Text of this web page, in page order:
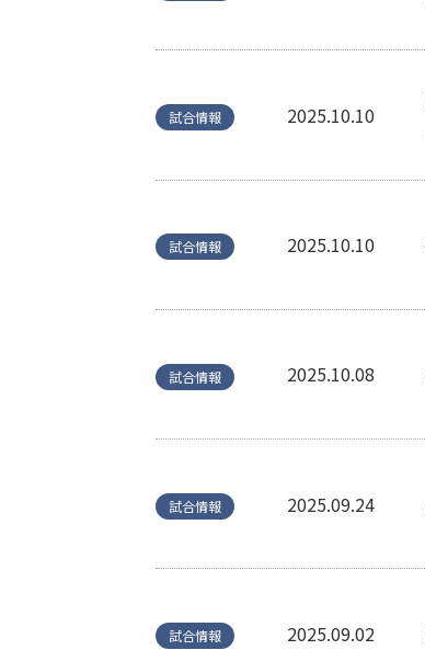
試合情報 2025.10.10
試合情報 2025.10.10
試合情報 2025.10.08
試合情報 2025.09.24
試合情報 2025.09.02